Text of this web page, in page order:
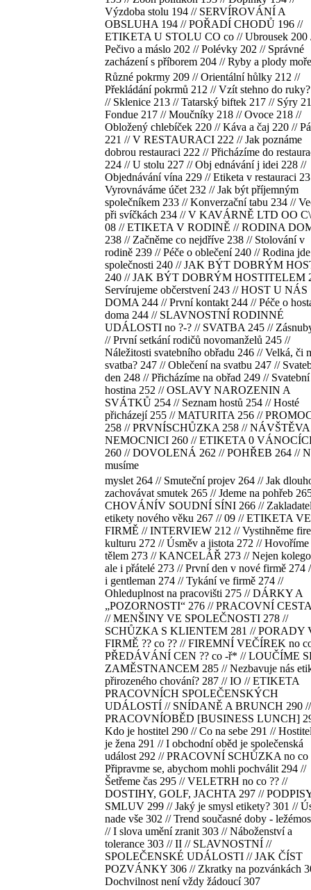
Výzdoba stolu 194 // SERVÍROVÁNÍ A
OBSLUHA 194 // POŘADÍ CHODŮ 196 //
ETIKETA U STOLU CO co // Ubrousek 200
Pečivo a máslo 202 // Polévky 202 // Správné
zacházení s příborem 204 // Ryby a plody
Různé pokrmy 209 // Orientální hůlky 212 //
Překládání pokrmů 212 // Vzít stehno do
// Sklenice 213 // Tatarský biftek 217 // Sýry
Fondue 217 // Moučníky 218 // Ovoce 218 //
Obložený chlebíček 220 // Káva a čaj 220 //
221 // V RESTAURACI 222 // Jak poznáme
dobrou restauraci 222 // Přicházíme do
224 // U stolu 227 // Obj ednávání j idei 228 //
Objednávání vína 229 // Etiketa v restauraci
Vyrovnáváme účet 232 // Jak být příjemným
společníkem 233 // Konverzační tabu 234 //
při svíčkách 234 // V KAVÁRNĚ LTD OO
08 // ETIKETA V RODINĚ // RODINA
238 // Začněme co nejdříve 238 // Stolování v
rodině 239 // Péče o oblečení 240 // Rodina
společnosti 240 // JAK BÝT DOBRÝM
240 // JAK BÝT DOBRÝM HOSTITELEM
Servírujeme občerstvení 243 // HOST U NÁS
DOMA 244 // První kontakt 244 // Péče o
doma 244 // SLAVNOSTNÍ RODINNÉ
UDÁLOSTI no ?-? // SVATBA 245 //
// První setkání rodičů novomanželů 245 //
Náležitosti svatebního obřadu 246 // Velká, či
svatba? 247 // Oblečení na svatbu 247 //
den 248 // Přicházíme na obřad 249 // Svatební
hostina 252 // OSLAVY NAROZENIN A
SVÁTKŮ 254 // Seznam hostů 254 // Hosté
přicházejí 255 // MATURITA 256 //
258 // PRVNÍSCHŮZKA 258 //
NEMOCNICI 260 // ETIKETA 0
260 // DOVOLENÁ 262 // POHŘEB 264 //
musíme
myslet 264 // Smuteční projev 264 // Jak
zachovávat smutek 265 // Jdeme na pohřeb
CHOVÁNÍV SOUDNÍ SÍNI 266 //
etikety nového věku 267 // 09 // ETIKETA VE
FIRMĚ // INTERVIEW 212 // Vystihněme
kulturu 272 // Úsměv a jistota 272 //
tělem 273 // KANCELÁŘ 273 // Nejen
ale i přátelé 273 // První den v nové firmě 274
i gentleman 274 // Tykání ve firmě 274 //
Ohleduplnost na pracovišti 275 // DÁRKY A
„POZORNOSTI“ 276 // PRACOVNÍ
// MENŠINY VE SPOLEČNOSTI 278 //
SCHŮZKA S KLIENTEM 281 // PORADY
FIRMĚ ?? co ?? // FIREMNÍ VEČÍREK no
PŘEDÁVÁNÍ CEN ?? co -ř* // LOUČÍME
ZAMĚSTNANCEM 285 // Nezbavuje nás
přirozeného chování? 287 // IO // ETIKETA
PRACOVNÍCH SPOLEČENSKÝCH
UDÁLOSTÍ // SNÍDANĚ A BRUNCH 290 //
PRACOVNÍOBĚD [BUSINESS LUNCH]
Kdo je hostitel 290 // Co na sebe 291 //
je žena 291 // I obchodní oběd je společenská
událost 292 // PRACOVNÍ SCHŮZKA no co
Připravme se, abychom mohli pochválit 294 //
Šetřeme čas 295 // VELETRH no co ?? //
DOSTIHY, GOLF, JACHTA 297 //
SMLUV 299 // Jaký je smysl etikety? 301 //
nade vše 302 // Trend současné doby -
// I slova umění zranit 303 // Náboženství a
tolerance 303 // II // SLAVNOSTNÍ //
SPOLEČENSKÉ UDÁLOSTI // JAK ČÍST
POZVÁNKY 306 // Zkratky na pozvánkách
Dochvilnost není vždy žádoucí 307